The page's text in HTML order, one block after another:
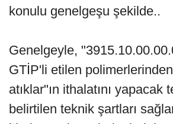
konulu genelgeşu şekilde..
Genelgeyle,
GTİP'li etilen
atıklar"ın ithalatını yapacak
belirtilen teknik şartları